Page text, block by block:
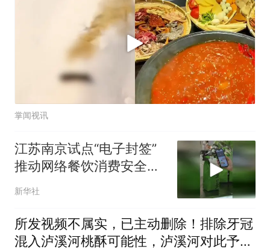
掌闻视讯
江苏南京试点“电子封签”
推动网络餐饮消费安全共
建
新华社
所发视频不属实，已主动删除！排除牙冠
混入泸溪河桃酥可能性，泸溪河对此予以